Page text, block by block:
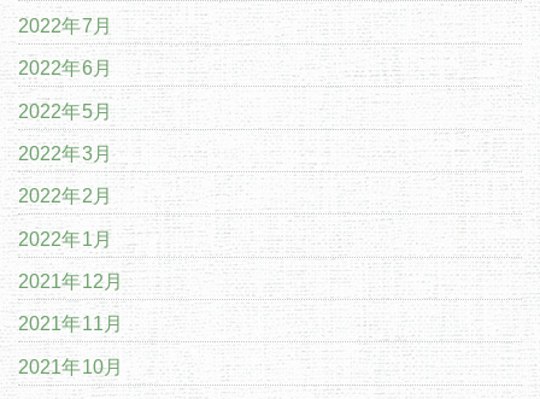
2022年7月
2022年6月
2022年5月
2022年3月
2022年2月
2022年1月
2021年12月
2021年11月
2021年10月